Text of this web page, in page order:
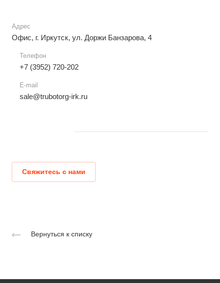
Адрес
Офис, г. Иркутск, ул. Доржи Банзарова, 4
Телефон
+7 (3952) 720-202
E-mail
sale@trubotorg-irk.ru
Свяжитесь с нами
Вернуться к списку